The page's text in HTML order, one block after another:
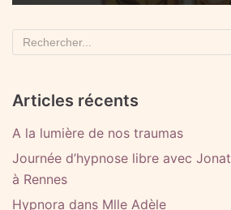
Articles récents
A la lumière de nos traumas
Journée d’hypnose libre avec
à Rennes
Hypnora dans Mlle Adèle